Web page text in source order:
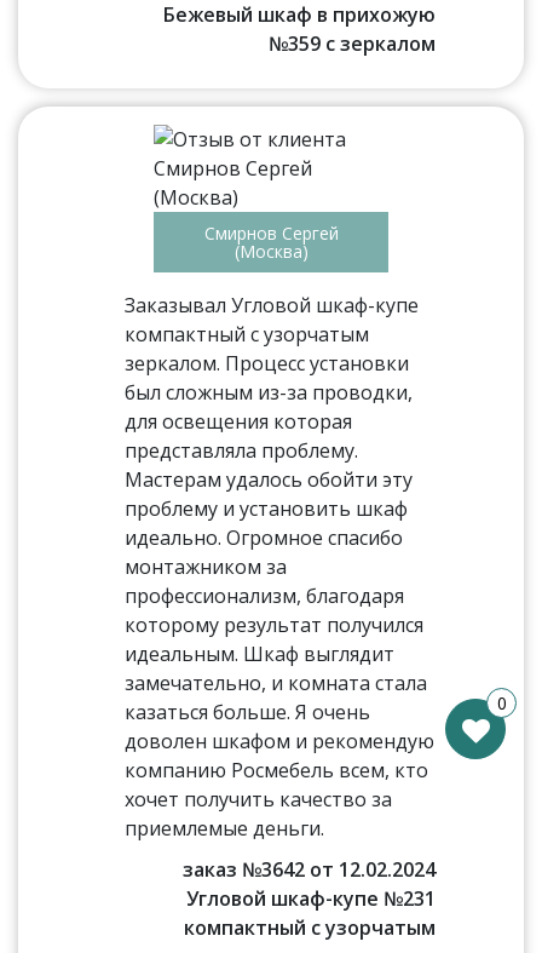
Бежевый шкаф в прихожую
№359 с зеркалом
Смирнов Сергей
(Москва)
Заказывал Угловой шкаф-купе
компактный с узорчатым
зеркалом. Процесс установки
был сложным из-за проводки,
для освещения которая
представляла проблему.
Мастерам удалось обойти эту
проблему и установить шкаф
идеально. Огромное спасибо
монтажником за
профессионализм, благодаря
которому результат получился
идеальным. Шкаф выглядит
замечательно, и комната стала
казаться больше. Я очень
доволен шкафом и рекомендую
компанию Росмебель всем, кто
хочет получить качество за
приемлемые деньги.
заказ №3642 от 12.02.2024
Угловой шкаф-купе №231
компактный с узорчатым
0